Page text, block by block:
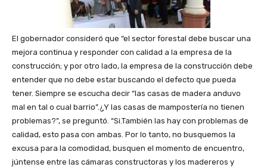
El gobernador consideró que “el sector forestal debe buscar una
mejora continua y responder con calidad a la empresa de la
construcción; y por otro lado, la empresa de la construcción debe
entender que no debe estar buscando el defecto que pueda
tener. Siempre se escucha decir “las casas de madera anduvo
mal en tal o cual barrio”.¿Y las casas de mampostería no tienen
problemas?”, se preguntó. “Si.También las hay con problemas de
calidad, esto pasa con ambas. Por lo tanto, no busquemos la
excusa para la comodidad, busquen el momento de encuentro,
júntense entre las cámaras constructoras y los madereros y